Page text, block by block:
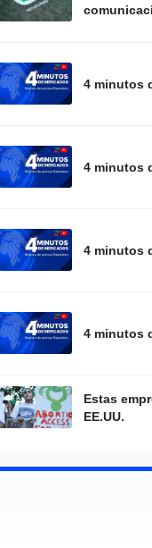
4 minutos
4 minutos
4 minutos
4 minutos
Estas
EE.UU.